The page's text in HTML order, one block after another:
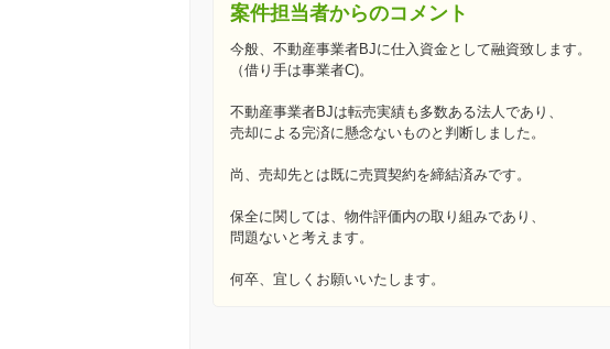
案件担当者からのコメント
今般、不動産事業者BJに仕入資金として融資致します。
（借り手は事業者C)。
不動産事業者BJは転売実績も多数ある法人であり、
売却による完済に懸念ないものと判断しました。
尚、売却先とは既に売買契約を締結済みです。
保全に関しては、物件評価内の取り組みであり、
問題ないと考えます。
何卒、宜しくお願いいたします。